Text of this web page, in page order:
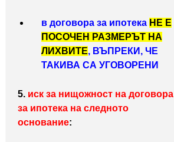
в договора за ипотека НЕ Е
ПОСОЧЕН РАЗМЕРЪТ НА
ЛИХВИТЕ, ВЪПРЕКИ, ЧЕ
ТАКИВА СА УГОВОРЕНИ
5. иск за нищожност на договора
за ипотека на следното
основание: